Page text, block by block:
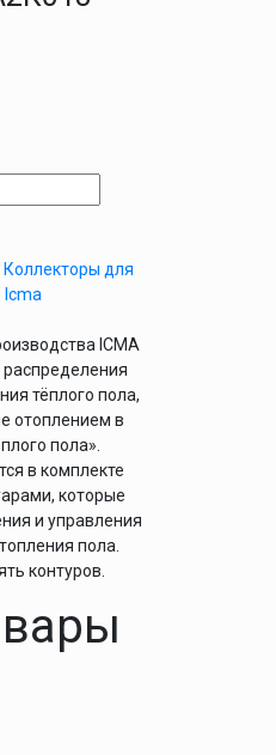
Коллекторы для
Icma
ICMA
тёплого пола,
отоплением в
пола».
в комплекте
которые
и управления
пола.
контуров.